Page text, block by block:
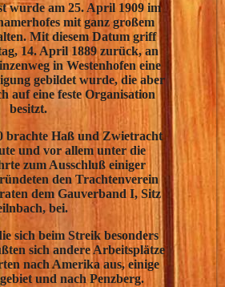
wurde am 25. April 1909 im
mit ganz großem
Mit diesem Datum griff
14. April 1889 zurück, an
in Westenhofen eine
gebildet wurde, die aber
auf eine feste Organisation
besitzt.
brachte Haß und Zwietracht
und vor allem unter die
zum Ausschluß einiger
den Trachtenverein
dem Gauverband I, Sitz
bei.
sich beim Streik besonders
sich andere Arbeitsplätze
nach Amerika aus, einige
und nach Penzberg.